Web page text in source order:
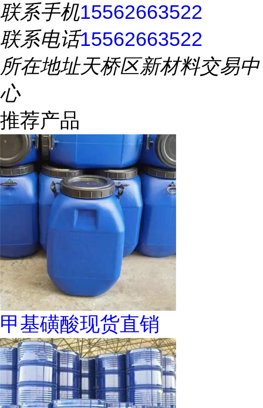
联系手机15562663522
联系电话15562663522
所在地址天桥区新材料交易中
心
推荐产品
甲基磺酸现货直销